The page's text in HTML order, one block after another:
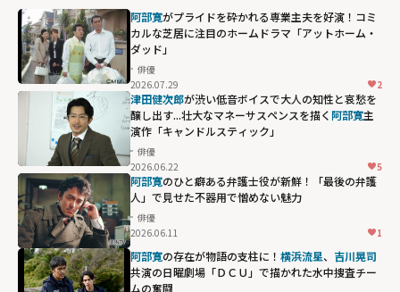
阿部寛がプライドを砕かれる専業主夫を好演！コミ
カルな芝居に注目のホームドラマ「アットホーム・
ダッド」
俳優
2026.07.29
2
津田健次郎が渋い低音ボイスで大人の知性と哀愁を
醸し出す...壮大なマネーサスペンスを描く阿部寛主
演作「キャンドルスティック」
俳優
2026.06.22
5
阿部寛のひと癖ある弁護士役が新鮮！「最後の弁護
人」で見せた不器用で憎めない魅力
俳優
2026.06.11
1
阿部寛の存在が物語の支柱に！ 横浜流星、 吉川晃司
共演の日曜劇場「ＤＣＵ」で描かれた水中捜査チー
ムの奮闘